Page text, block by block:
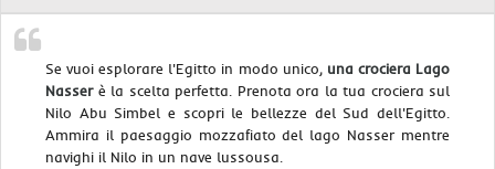
Se vuoi esplorare l'Egitto in modo unico, una crociera Lago
Nasserè la scelta perfetta. Prenota ora la tua crociera sul
Nilo Abu Simbel e scopri le bellezze del Sud dell'Egitto.
Ammira il paesaggio mozzafiato del lago Nasser mentre
navighi il Nilo in un nave lussousa.